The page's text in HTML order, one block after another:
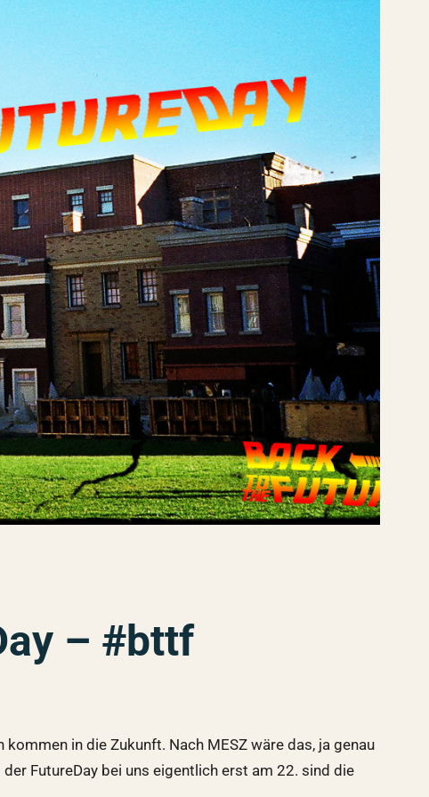
– #bttf
in die Zukunft. Nach MESZ wäre das, ja genau
FutureDay bei uns eigentlich erst am 22. sind die